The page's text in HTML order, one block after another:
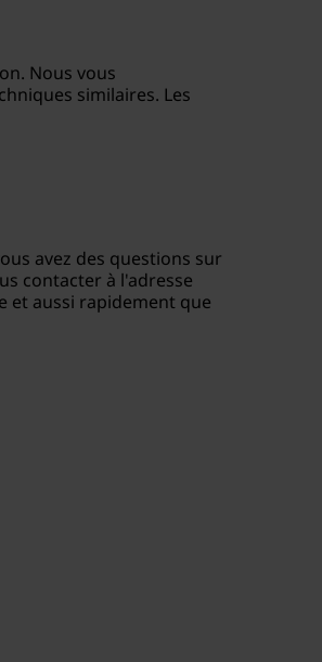
Nous vous
similaires. Les
avez des questions sur
contacter à l'adresse
et aussi rapidement que